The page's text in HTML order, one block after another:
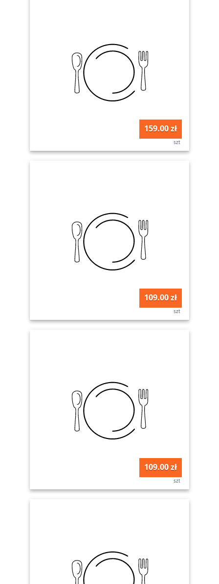
159.00 zł
szt
109.00 zł
szt
109.00 zł
szt